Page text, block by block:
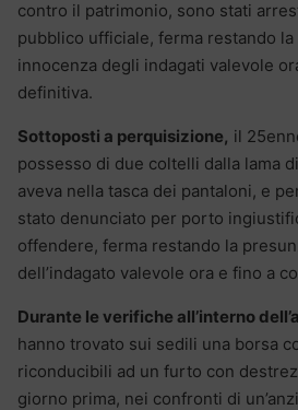
contro il patrimonio, sono stati
pubblico ufficiale, ferma restando
innocenza degli indagati valevole
definitiva.
Sottoposti a perquisizione, il
possesso di due coltelli dalla lama
aveva nella tasca dei pantaloni, e
stato denunciato per porto
offendere, ferma restando la
dell’indagato valevole ora e fino a
Durante le verifiche all’interno
hanno trovato sui sedili una borsa
riconducibili ad un furto con
giorno prima, nei confronti di